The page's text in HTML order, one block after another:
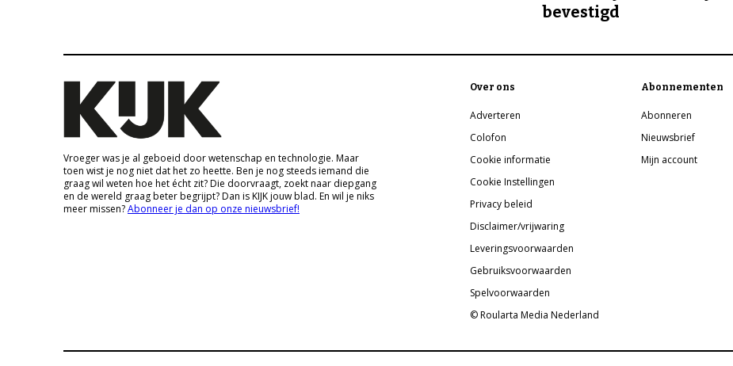
bevestigd
Vroeger was je al geboeid door wetenschap en technologie. Maar
toen wist je nog niet dat het zo heette. Ben je nog steeds iemand die
graag wil weten hoe het écht zit? Die doorvraagt, zoekt naar diepgang
en de wereld graag beter begrijpt? Dan is KIJK jouw blad. En wil je niks
meer missen?Abonneer je dan op onze nieuwsbrief!
Over ons
Adverteren
Colofon
Cookie informatie
Cookie Instellingen
Privacy beleid
Disclaimer/vrijwaring
Leveringsvoorwaarden
Gebruiksvoorwaarden
Spelvoorwaarden
© Roularta Media Nederland
Abonnementen
Abonneren
Nieuwsbrief
Mijn account